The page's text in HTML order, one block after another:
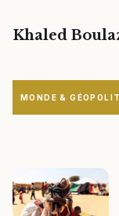
Khaled
MONDE &